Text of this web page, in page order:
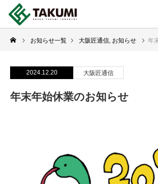
お知らせ一覧 大阪匠通信, お知らせ 年
2024.12.20 大阪匠通信
年末年始休業のお知らせ